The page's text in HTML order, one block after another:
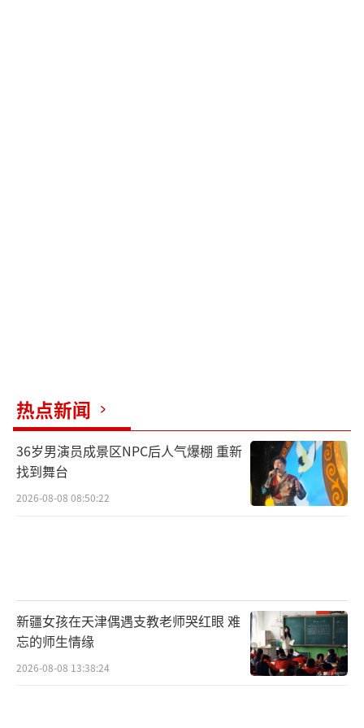
热点新闻
36岁男演员成景区NPC后人气爆棚 重新
找到舞台
2026-08-08 08:50:22
新疆女孩在天津偶遇支教老师哭红眼 难
忘的师生情缘
2026-08-08 13:38:24